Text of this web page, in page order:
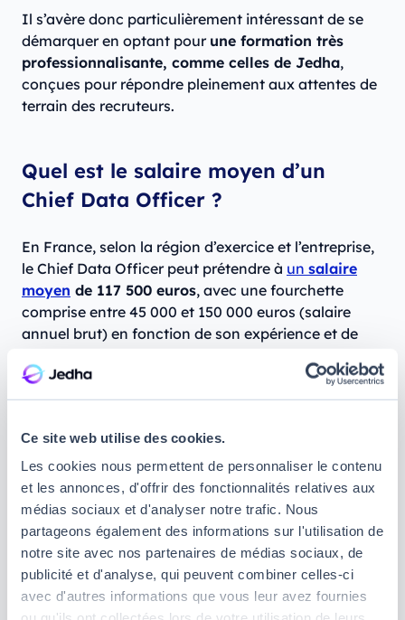
Ce site web utilise des cookies.
Les cookies nous permettent de personnaliser le contenu
et les annonces, d'offrir des fonctionnalités relatives aux
médias sociaux et d'analyser notre trafic. Nous
partageons également des informations sur l'utilisation de
notre site avec nos partenaires de médias sociaux, de
publicité et d'analyse, qui peuvent combiner celles-ci
avec d'autres informations que vous leur avez fournies
Il s’avère donc particulièrement intéressant de se
démarquer en optant pour une formation très
professionnalisante, comme celles de Jedha,
conçues pour répondre pleinement aux attentes de
terrain des recruteurs.
Quel est le salaire moyen d’un
Chief Data Officer ?
En France, selon la région d’exercice et l’entreprise,
le Chief Data Officer peut prétendre à un salaire
moyen de 117 500 euros, avec une fourchette
comprise entre 45 000 et 150 000 euros (salaire
annuel brut) en fonction de son expérience et de
Salaire moyen d’un Chief Data Officer
d’Expérience
brut
Jeune diplômé
(0-2 ans)
45 000 à 72
000 euros
3 750 à 6 000
euros
Junior (2-4 ans)
56 000 à 85 000
euros
3 300 à 4 100
euros
Confirmé (5-9
ans)
70 000 à 97
000 euros
5 800 à 8 000
euros